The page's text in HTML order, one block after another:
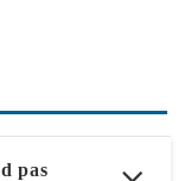
pas